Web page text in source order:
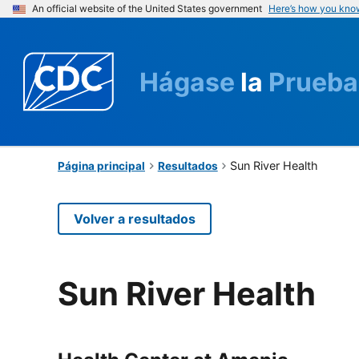
An official website of the United States government Here’s how you
Hágase la Prueba
Página principal Resultados Sun River Health
Volver a resultados
Sun River Health